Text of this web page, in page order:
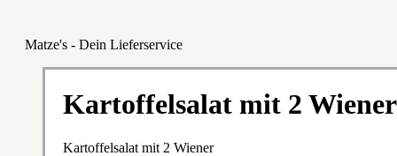
Matze's - Dein Lieferservice
Kartoffelsalat mit 2 Wiener
Kartoffelsalat mit 2 Wiener